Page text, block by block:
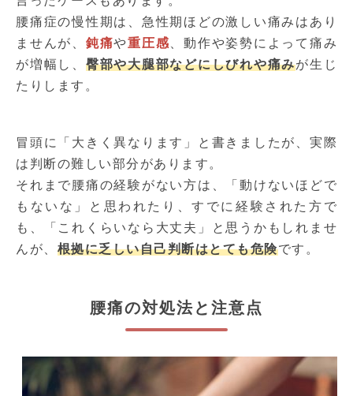
腰痛症の慢性期は、急性期ほどの激しい痛みはあり
ませんが、 鈍痛や重圧感 、動作や姿勢によって痛み
が増幅し、 臀部や大腿部などにしびれや痛みが生じ
たりします。
冒頭に「大きく異なります」と書きましたが、実際
は判断の難しい部分があります。
それまで腰痛の経験がない方は、「動けないほどで
もないな」と思われたり、すでに経験された方で
も、「これくらいなら大丈夫」と思うかもしれませ
んが、 根拠に乏しい自己判断はとても危険です。
腰痛の対処法と注意点